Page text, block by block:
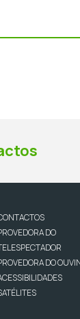
DO
DO